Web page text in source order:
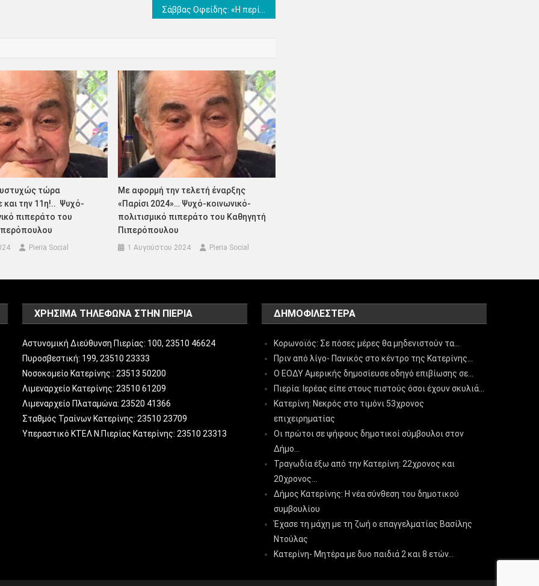
τώρα
την 11η!.. Ψυχό-
πιπεράτο του
Pieria Social
Με αφορμή την τελετή έναρξης
«Παρίσι 2024»… Ψυχό-κοινωνικό-
πολιτισμικό πιπεράτο του Καθηγητή
Πιπερόπουλου
1 Αυγούστου 2024 Pieria Social
ΧΡΗΣΙΜΑ ΤΗΛΕΦΩΝΑ ΣΤΗΝ ΠΙΕΡΙΑ
Αστυνομική Διεύθυνση Πιερίας: 100, 23510 46624
Πυροσβεστική: 199, 23510 23333
Νοσοκομείο Κατερίνης : 23513 50200
Λιμεναρχείο Κατερίνης: 23510 61209
Λιμεναρχείο Πλαταμώνα: 23520 41366
Σταθμός Τραίνων Κατερίνης: 23510 23709
Υπεραστικό ΚΤΕΛ Ν.Πιερίας Κατερίνης: 23510 23313
ΔΗΜΟΦΙΛΈΣΤΕΡΑ
Κορωνοϊός: Σε πόσες μέρες θα μηδενιστούν τα…
Πριν από λίγο- Πανικός στο κέντρο της Κατερίνης…
Ο ΕΟΔΥ Αμερικής δημοσίευσε οδηγό επιβίωσης σε…
Πιερία: Ιερέας είπε στους πιστούς όσοι έχουν σκυλιά…
Κατερίνη: Νεκρός στο τιμόνι 53χρονος
επιχειρηματίας
Οι πρώτοι σε ψήφους δημοτικοί σύμβουλοι στον
Δήμο…
Τραγωδία έξω από την Κατερίνη: 22χρονος και
20χρονος…
Δήμος Κατερίνης: Η νέα σύνθεση του δημοτικού
συμβουλίου
Έχασε τη μάχη με τη ζωή ο επαγγελματίας Βασίλης
Ντούλας
Κατερίνη- Μητέρα με δυο παιδιά 2 και 8 ετών…